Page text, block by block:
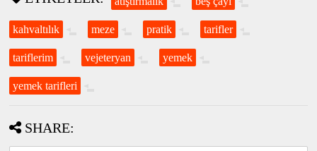
kahvaltılık meze pratik tarifler
tariflerim vejeteryan yemek
yemek tarifleri
SHARE: